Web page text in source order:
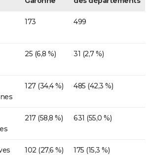
173 499
25 (6,8 %) 31 (2,7 %)
127 (34,4 %) 485 (42,3 %)
217 (58,8 %) 631 (55,0 %)
102 (27,6 %) 175 (15,3 %)